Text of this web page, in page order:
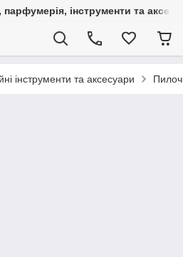
інструменти та
інструменти та аксесуари